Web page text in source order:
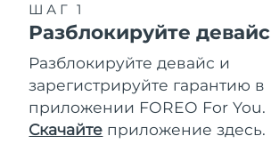
ШАГ 1
Разблокируйте девайс
Разблокируйте девайс и
зарегистрируйте гарантию в
приложении FOREO For You.
Скачайте приложение здесь.